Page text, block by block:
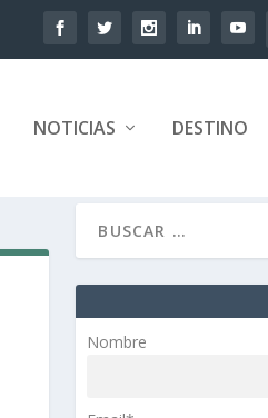
NOTICIAS DESTINO
Nombre